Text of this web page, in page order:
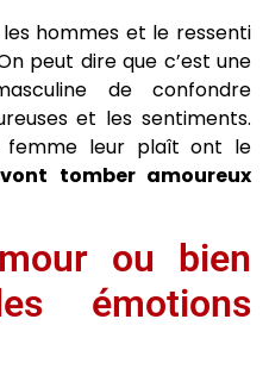
hommes et le ressenti
peut dire que c’est une
de confondre
et les sentiments.
femme leur plaît ont le
tomber amoureux
ou bien
émotions